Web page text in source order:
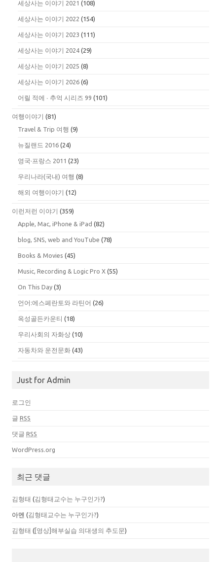
세상사는 이야기 2021 (108)
세상사는 이야기 2022 (154)
세상사는 이야기 2023 (111)
세상사는 이야기 2024 (29)
세상사는 이야기 2025 (8)
세상사는 이야기 2026 (6)
어릴 적에 ∙ 추억 시리즈 99 (101)
여행이야기 (81)
Travel & Trip 여행 (9)
뉴질랜드 2016 (24)
영국·프랑스 2011 (23)
우리나라(국내) 여행 (8)
해외 여행이야기 (12)
이런저런 이야기 (359)
Apple, Mac, iPhone & iPad (82)
blog, SNS, web and YouTube (78)
Books & Movies (45)
Music, Recording & Logic Pro X (55)
On This Day (3)
언어:에스페란토와 라틴어 (26)
옥성골든카운티 (18)
우리사회의 자화상 (10)
자동차와 운전문화 (43)
Just for Admin
로그인
글 RSS
댓글 RSS
WordPress.org
최근 댓글
김형태 (김형태교수는 누구인가?)
아멘 (김형태교수는 누구인가?)
김형태 ( [영상]해부실습 의대생의 추도문)